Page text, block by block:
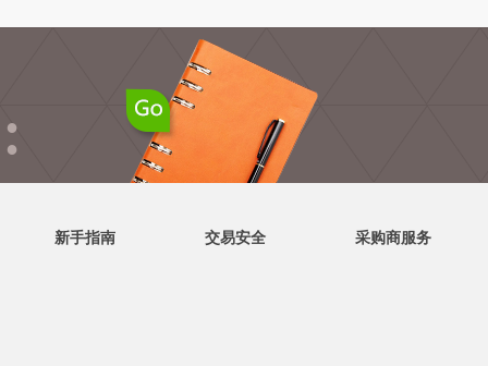
●
●
新手指南 交易安全 采购商服务